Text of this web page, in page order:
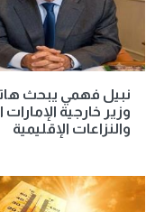
نبيل فهمي يبحث
وزير خارجية الإمارات
والنزاعات الإقليمية